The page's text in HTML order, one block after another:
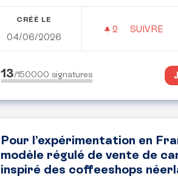
CRÉÉ LE
04/06/2026
2 2 ABONNÉS
SUIVRE
FIXER
13/150000 signatures
Pour l’expérimentation en
modèle régulé de vente de
inspiré des coffeeshops